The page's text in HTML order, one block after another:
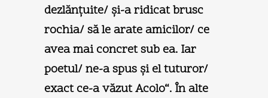
dezlănţuite/ şi-a ridicat brusc
rochia/ să le arate amicilor/ ce
avea mai concret sub ea. Iar
poetul/ ne-a spus şi el tuturor/
exact ce-a văzut Acolo“. În alte